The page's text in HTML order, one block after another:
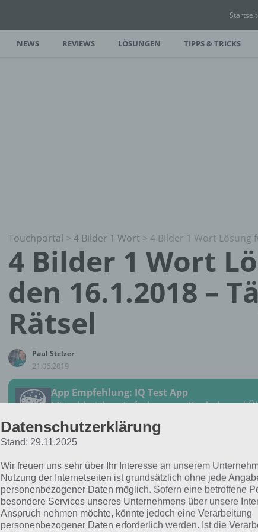
NEWS REVIEWS LÖSUNGEN TIPPS & TRICKS
Touchportal > 4 Bilder 1 Wort > 4 Bilder 1 Wort Lösung
4 Bilder 1 Wort
den 16.1.2018 –
Rätsel
Paul Stelzer
21.06.2019
App Empfehlung: IQ Test App
Mit zahlreichen Aufgaben zum Knobeln und
JETZT KOSTENLOS HERUNTERLADEN
Die Lösung für das tägliche Rätsel zu Schweden im
vom 16.1.2018 lautet:
BUNT
Datenschutzerklärung
Stand: 29.11.2025
Wir freuen uns sehr über Ihr Interesse an unserem
Nutzung der Internetseiten ist grundsätzlich ohne jede
personenbezogener Daten möglich. Sofern eine betroffene
besondere Services unseres Unternehmens über unsere
Anspruch nehmen möchte, könnte jedoch eine Verarbeitung
personenbezogener Daten erforderlich werden. Ist die